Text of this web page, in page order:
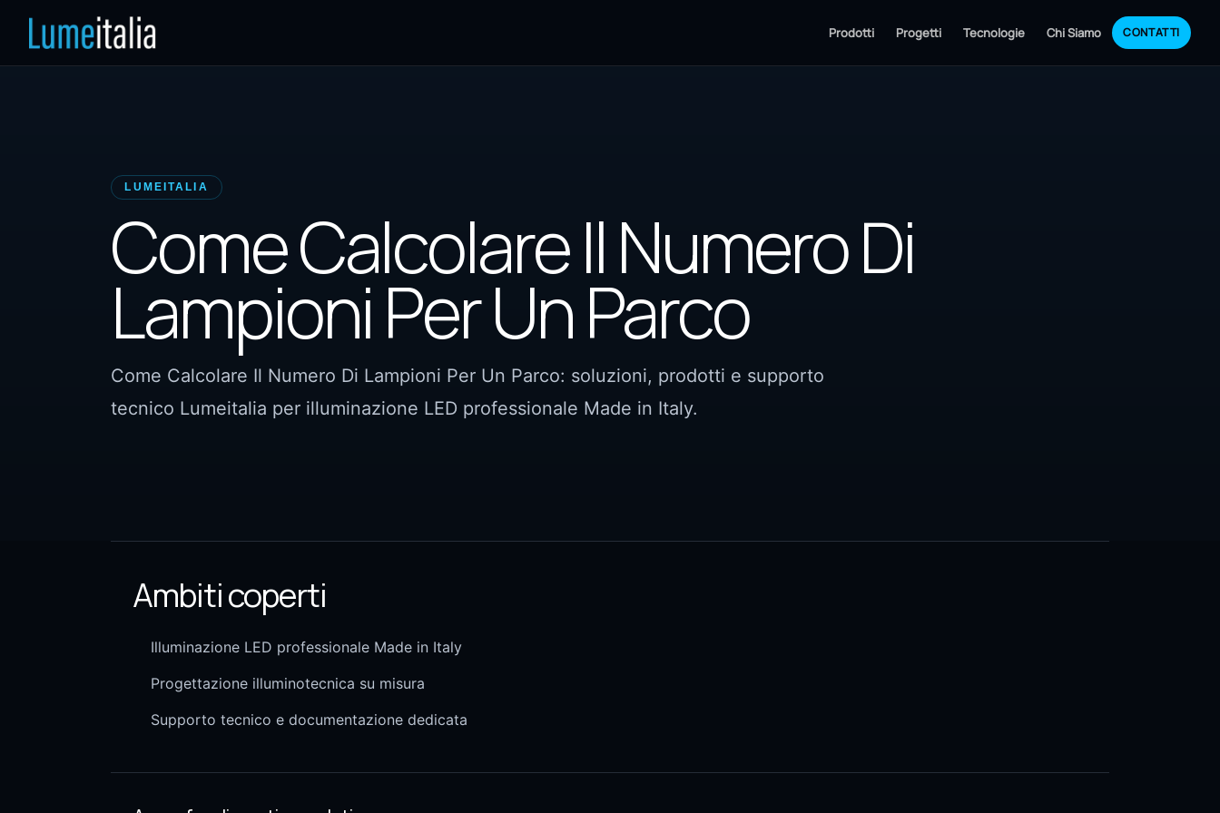
Prodotti Progetti Tecnologie Chi Siamo CONTATTI
LUMEITALIA
Come Calcolare Il Numero Di
Lampioni Per Un Parco
Come Calcolare Il Numero Di Lampioni Per Un Parco: soluzioni, prodotti e supporto
tecnico Lumeitalia per illuminazione LED professionale Made in Italy.
Ambiti coperti
Illuminazione LED professionale Made in Italy
Progettazione illuminotecnica su misura
Supporto tecnico e documentazione dedicata